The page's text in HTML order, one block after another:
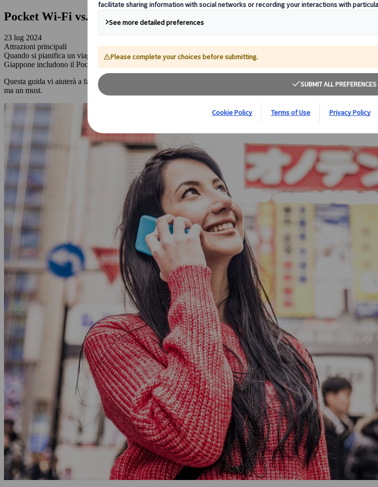
Pocket Wi-Fi vs. eSIM per viaggiare in Giappone: Quale scegliere?
23 lug 2024
Attrazioni principali
Quando si pianifica un viaggio in Giappone, è cruciale rimanere connessi con i propri cari tramite messaggi e social
Giappone includono il Pocket Wi-Fi, la scheda eSIM e le reti Wi-Fi gratuite. Per i viaggiatori di tutto il mondo, la
Questa guida vi aiuterà a fare una scelta informata. Che dobbiate tradurre in un affascinante ryokan o navigare
ma un must.